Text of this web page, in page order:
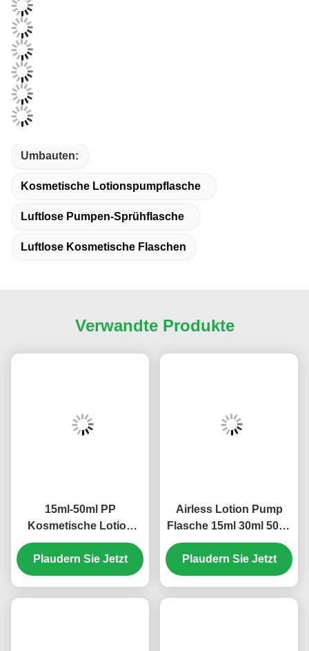
Umbauten:
Kosmetische Lotionspumpflasche
Luftlose Pumpen-Sprühflasche
Luftlose Kosmetische Flaschen
Verwandte Produkte
15ml-50ml PP
Kosmetische Lotion
Flaschen Airless Leere
Pumpflaschen Multi
Größe (MC-243)
Plaudern Sie Jetzt
Airless Lotion Pump
Flasche 15ml 30ml 50ml
80ml 100ml 120ml
Siebdruck (MC-230)
Plaudern Sie Jetzt